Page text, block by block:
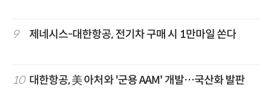
9 제네시스-대한항공, 전기차 구매 시 1만마일 쏜다
10 대한항공, 美 아처와 '군용 AAM' 개발…국산화 발판